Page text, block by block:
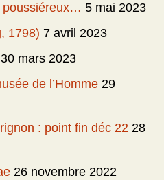
poussiéreux… 5 mai 2023
1798) 7 avril 2023
30 mars 2023
de l’Homme 29
: point fin déc 22 28
26 novembre 2022